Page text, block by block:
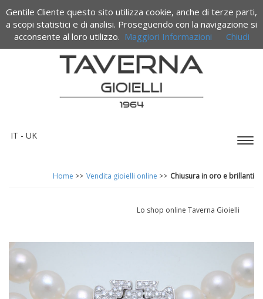
IT - UK
Termini e condizioni di vendita
Chiusura in oro e brillanti
Vendita gioielli online >>
Home >>
Lo shop online Taverna Gioielli
Gentile Cliente questo sito utilizza cookie, anche di terze parti,
a scopi statistici e di analisi. Proseguendo con la navigazione si
acconsente al loro utilizzo. Maggiori Informazioni Chiudi